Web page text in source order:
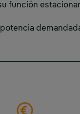
función